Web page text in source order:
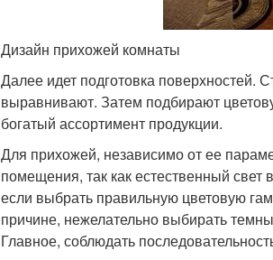
Дизайн прихожей комнаты
Далее идет подготовка
выравнивают. Затем подбирают
богатый ассортимент продукции.
Для прихожей, независимо от ее
помещения, так как естественный свет
если выбрать правильную цветовую
причине, нежелательно выбирать
Главное, соблюдать